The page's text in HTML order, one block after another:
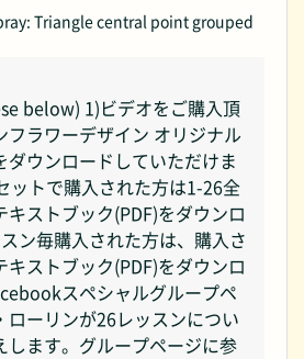
Triangle central point grouped
below) 1)ビデオをご購入頂
フラワーデザイン オリジナル
ダウンロードしていただけま
ットで購入された方は1-26全
ストブック(PDF)をダウンロ
ン毎購入された方は、購入さ
ストブック(PDF)をダウンロ
スペシャルグループペ
ローリンが26レッスンについ
します。グループページに参